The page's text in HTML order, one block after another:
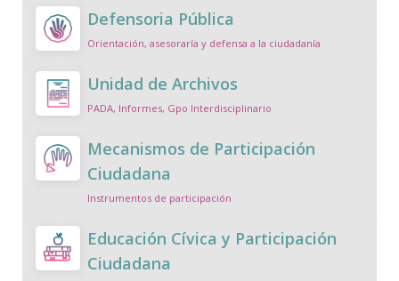
Defensoria Pública
Orientación, asesoraría y defensa a la ciudadanía
Unidad de Archivos
PADA, Informes, Gpo Interdisciplinario
Mecanismos de Participación
Ciudadana
Instrumentos de participación
Educación Cívica y Participación
Ciudadana